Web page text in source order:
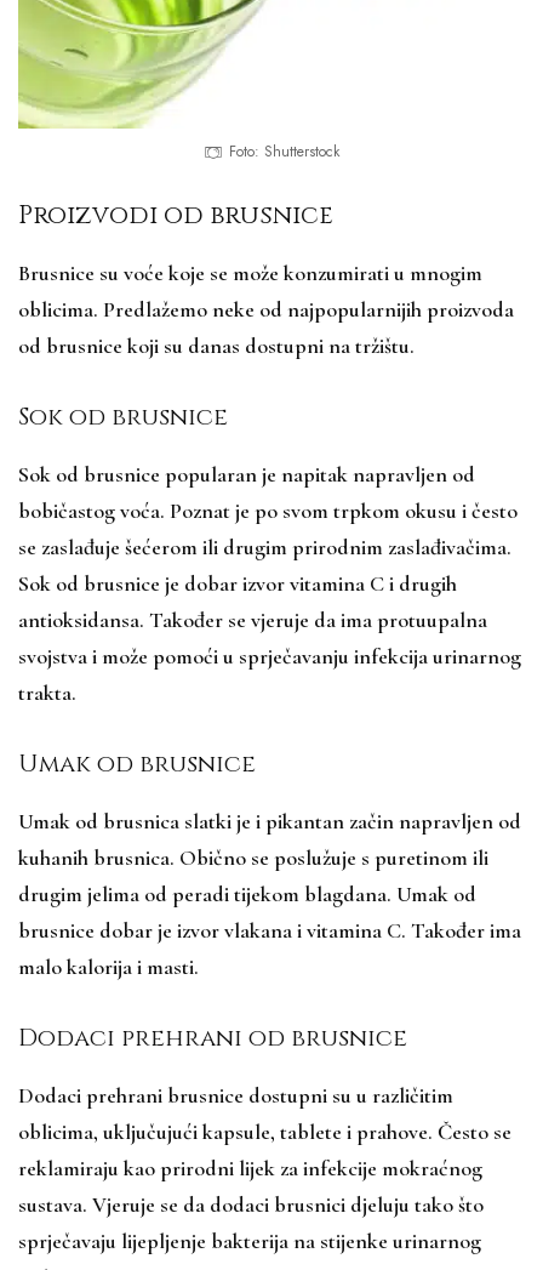
Foto: Shutterstock
Proizvodi od brusnice
Brusnice su voće koje se može konzumirati u mnogim
oblicima. Predlažemo neke od najpopularnijih proizvoda
od brusnice koji su danas dostupni na tržištu.
Sok od brusnice
Sok od brusnice popularan je napitak napravljen od
bobičastog voća. Poznat je po svom trpkom okusu i često
se zaslađuje šećerom ili drugim prirodnim zaslađivačima.
Sok od brusnice je dobar izvor vitamina C i drugih
antioksidansa. Također se vjeruje da ima protuupalna
svojstva i može pomoći u sprječavanju infekcija urinarnog
trakta.
Umak od brusnice
Umak od brusnica slatki je i pikantan začin napravljen od
kuhanih brusnica. Obično se poslužuje s puretinom ili
drugim jelima od peradi tijekom blagdana. Umak od
brusnice dobar je izvor vlakana i vitamina C. Također ima
malo kalorija i masti.
Dodaci prehrani od brusnice
Dodaci prehrani brusnice dostupni su u različitim
oblicima, uključujući kapsule, tablete i prahove. Često se
reklamiraju kao prirodni lijek za infekcije mokraćnog
sustava. Vjeruje se da dodaci brusnici djeluju tako što
sprječavaju lijepljenje bakterija na stijenke urinarnog